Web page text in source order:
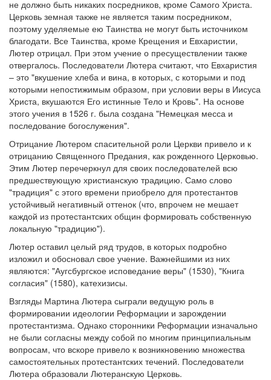
не должно быть никаких посредников, кроме Самого Христа.
Церковь земная также не является таким посредником,
поэтому уделяемые ею Таинства не могут быть источником
благодати. Все Таинства, кроме Крещения и Евхаристии,
Лютер отрицал. При этом учение о пресуществлении также
отвергалось. Последователи Лютера считают, что Евхаристия
– это "вкушение хлеба и вина, в которых, с которыми и под
которыми непостижимым образом, при условии веры в Иисуса
Христа, вкушаются Его истинные Тело и Кровь". На основе
этого учения в 1526 г. была создана "Немецкая месса и
последование богослужения".
Отрицание Лютером спасительной роли Церкви привело и к
отрицанию Священного Предания, как рожденного Церковью.
Этим Лютер перечеркнул для своих последователей всю
предшествующую христианскую традицию. Само слово
"традиция" с этого времени приобрело для протестантов
устойчивый негативный оттенок (что, впрочем не мешает
каждой из протестантских общин формировать собственную
локальную "традицию").
Лютер оставил целый ряд трудов, в которых подробно
изложил и обосновал свое учение. Важнейшими из них
являются: "Аугсбургское исповедание веры" (1530), "Книга
согласия" (1580), катехизисы.
Взгляды Мартина Лютера сыграли ведущую роль в
формировании идеологии Реформации и зарождении
протестантизма. Однако сторонники Реформации изначально
не были согласны между собой по многим принципиальным
вопросам, что вскоре привело к возникновению множества
самостоятельных протестантских течений. Последователи
Лютера образовали Лютеранскую Церковь.